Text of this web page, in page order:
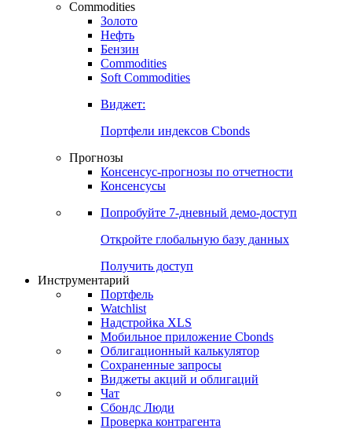
Commodities
Золото
Нефть
Бензин
Commodities
Soft Commodities
Виджет:
Портфели индексов Cbonds
Прогнозы
Консенсус-прогнозы по отчетности
Консенсусы
Попробуйте 7-дневный демо-доступ
Откройте глобальную базу данных
Получить доступ
Инструментарий
Портфель
Watchlist
Надстройка XLS
Мобильное приложение Cbonds
Облигационный калькулятор
Сохраненные запросы
Виджеты акций и облигаций
Чат
Сбондс Люди
Проверка контрагента